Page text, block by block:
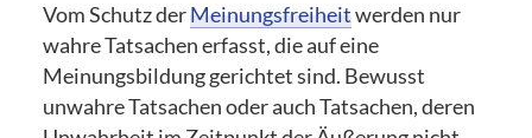
Vom Schutz derMeinungsfreiheitwerden nur
wahre Tatsachen erfasst, die auf eine
Meinungsbildung gerichtet sind. Bewusst
unwahre Tatsachen oder auch Tatsachen, deren